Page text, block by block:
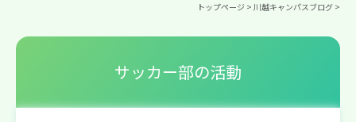
トップページ > 川越キャンパスブログ >
サッカー部の活動